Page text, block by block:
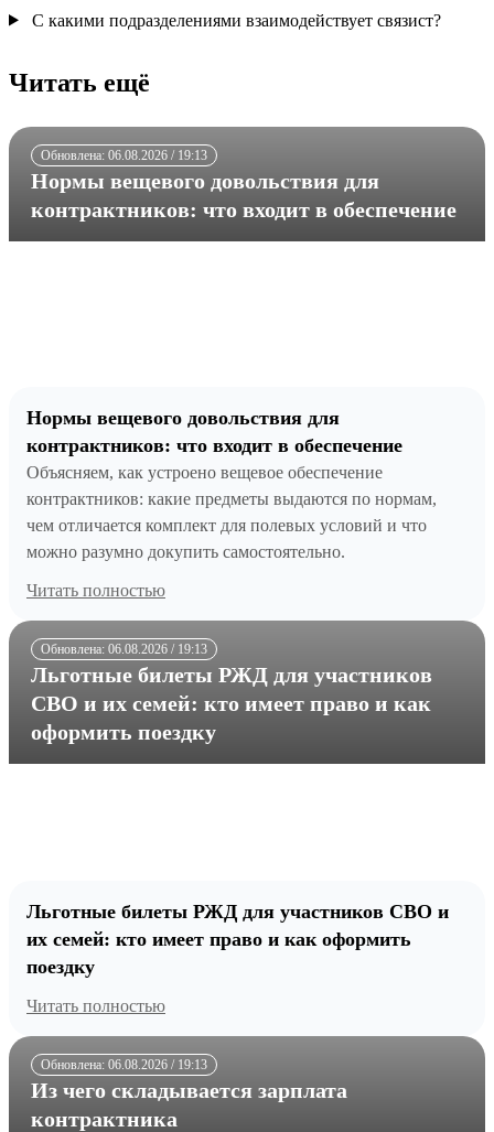
С какими подразделениями взаимодействует связист?
Читать ещё
Обновлена: 06.08.2026 / 19:13
Нормы вещевого довольствия для
контрактников: что входит в обеспечение
Нормы вещевого довольствия для
контрактников: что входит в обеспечение
Объясняем, как устроено вещевое обеспечение
контрактников: какие предметы выдаются по нормам,
чем отличается комплект для полевых условий и что
можно разумно докупить самостоятельно.
Читать полностью
Обновлена: 06.08.2026 / 19:13
Льготные билеты РЖД для участников
СВО и их семей: кто имеет право и как
оформить поездку
Льготные билеты РЖД для участников СВО и
их семей: кто имеет право и как оформить
поездку
Читать полностью
Обновлена: 06.08.2026 / 19:13
Из чего складывается зарплата
контрактника